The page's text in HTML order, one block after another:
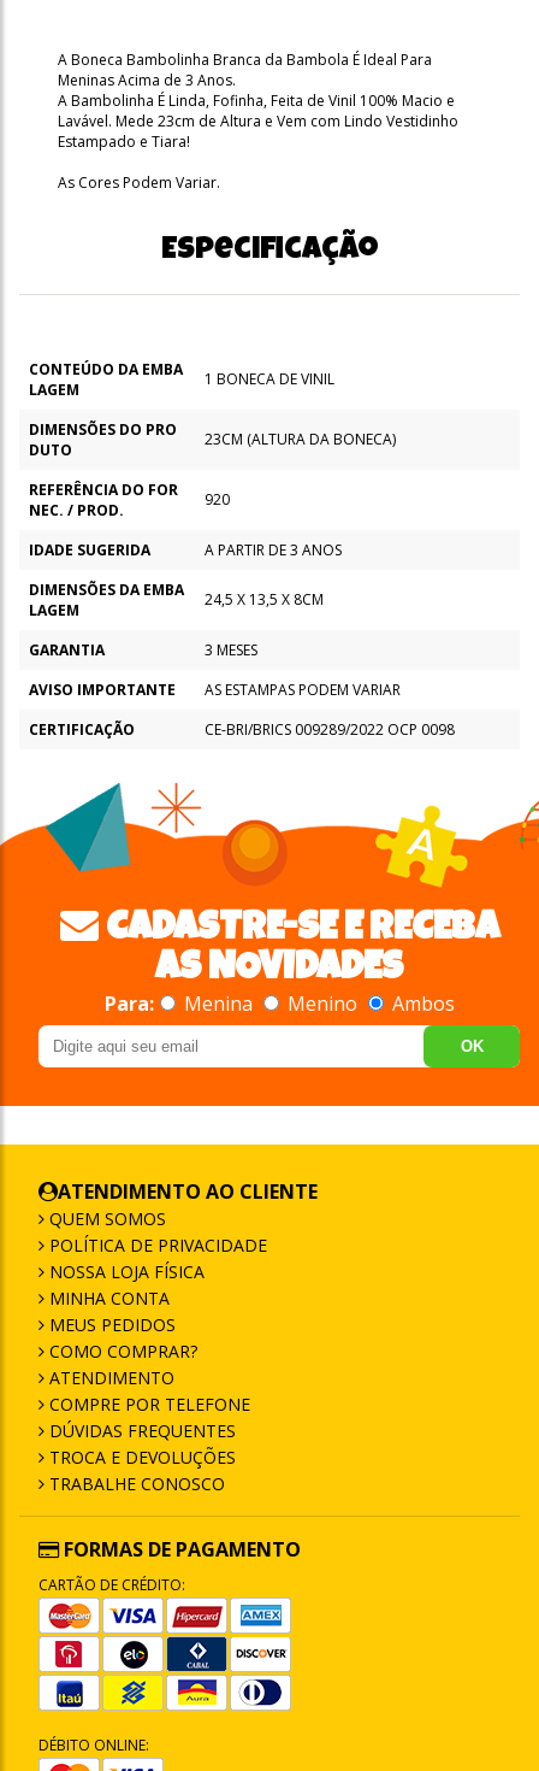
A Boneca Bambolinha Branca da Bambola É Ideal Para
Meninas Acima de 3 Anos.
A Bambolinha É Linda, Fofinha, Feita de Vinil 100% Macio e
Lavável. Mede 23cm de Altura e Vem com Lindo Vestidinho
Estampado e Tiara!
As Cores Podem Variar.
Especificação
CONTEÚDO DA EMBA
LAGEM
1 BONECA DE VINIL
DIMENSÕES DO PRO
DUTO
23CM (ALTURA DA BONECA)
REFERÊNCIA DO FOR
NEC. / PROD.
920
IDADE SUGERIDA
A PARTIR DE 3 ANOS
DIMENSÕES DA EMBA
LAGEM
24,5 X 13,5 X 8CM
GARANTIA
3 MESES
AVISO IMPORTANTE
AS ESTAMPAS PODEM VARIAR
CERTIFICAÇÃO
CE-BRI/BRICS 009289/2022 OCP 0098
CADASTRE-SE E RECEBA
AS NOVIDADES
Para: Menina Menino Ambos
OK
ATENDIMENTO AO CLIENTE
QUEM SOMOS
POLÍTICA DE PRIVACIDADE
NOSSA LOJA FÍSICA
MINHA CONTA
MEUS PEDIDOS
COMO COMPRAR?
ATENDIMENTO
COMPRE POR TELEFONE
DÚVIDAS FREQUENTES
TROCA E DEVOLUÇÕES
TRABALHE CONOSCO
FORMAS DE PAGAMENTO
CARTÃO DE CRÉDITO:
DÉBITO ONLINE: